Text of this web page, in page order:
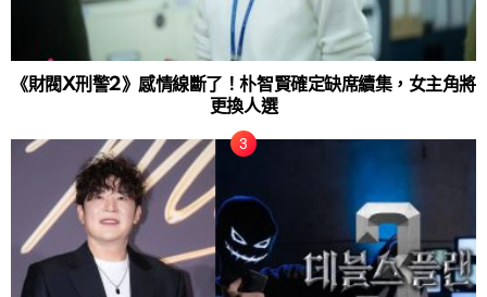
《財閥X刑警2》感情線斷了！朴智賢確定缺席續集，女主角將
更換人選